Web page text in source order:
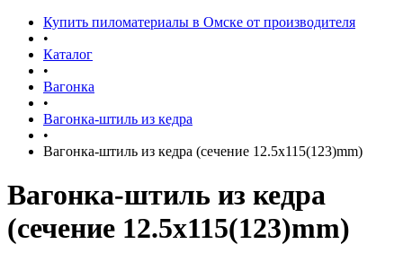
Купить пиломатериалы в Омске от производителя
•
Каталог
•
Вагонка
•
Вагонка-штиль из кедра
•
Вагонка-штиль из кедра (сечение 12.5x115(123)mm)
Вагонка-штиль из кедра
(сечение 12.5x115(123)mm)